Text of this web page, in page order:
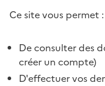
Ce site vous permet :
De consulter des
créer un compte)
D'effectuer vos